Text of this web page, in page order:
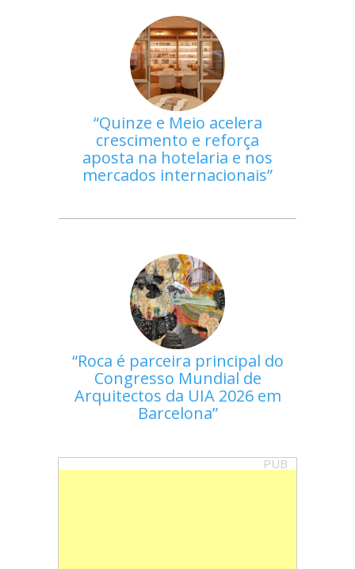
Quinze e Meio acelera
crescimento e reforça
aposta na hotelaria e nos
mercados internacionais
Roca é parceira principal do
Congresso Mundial de
Arquitectos da UIA 2026 em
Barcelona
PUB